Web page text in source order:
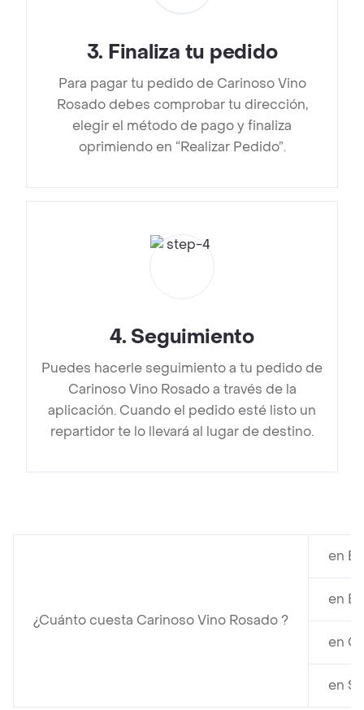
3. Finaliza tu pedido
Para pagar tu pedido de Carinoso Vino
Rosado debes comprobar tu dirección,
elegir el método de pago y finaliza
oprimiendo en “Realizar Pedido”.
4. Seguimiento
Puedes hacerle seguimiento a tu pedido de
Carinoso Vino Rosado a través de la
aplicación. Cuando el pedido esté listo un
repartidor te lo llevará al lugar de destino.
¿Cuánto cuesta Carinoso Vino Rosado ?
en
en
en
en